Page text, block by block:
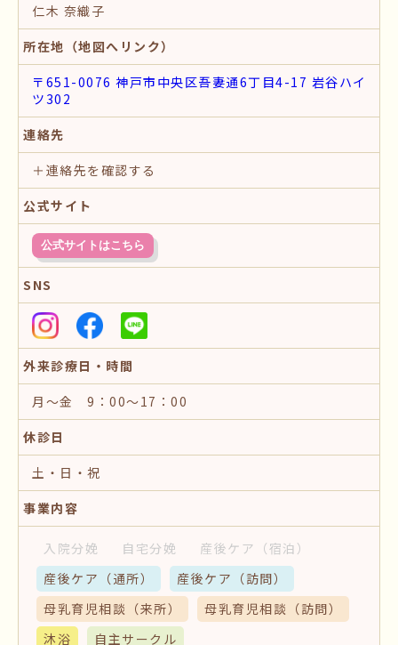
仁木 奈織子
所在地（地図へリンク）
〒651-0076 神戸市中央区吾妻通6丁目4-17 岩谷ハイ
ツ302
連絡先
＋連絡先を確認する
公式サイト
公式サイトはこちら
SNS
外来診療日・時間
月〜金 9：00～17：00
休診日
土・日・祝
事業内容
入院分娩 自宅分娩 産後ケア （宿泊）
産後ケア （通所） 産後ケア （訪問）
母乳育児相談 （来所） 母乳育児相談 （訪問）
沐浴
自主サークル